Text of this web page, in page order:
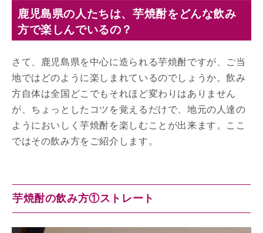
鹿児島県の人たちは、芋焼酎をどんな飲み
方で楽しんでいるの？
さて、鹿児島県を中心に造られる芋焼酎ですが、ご当
地ではどのように楽しまれているのでしょうか。飲み
方自体は全国どこでもそれほど変わりはありません
が、ちょっとしたコツを覚えるだけで、地元の人達の
ようにおいしく芋焼酎を楽しむことが出来ます。ここ
ではその飲み方をご紹介します。
芋焼酎の飲み方①ストレート